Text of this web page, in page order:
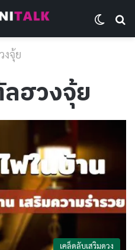
งจุ้ย
ฮวงจุ้ย
เคล็ดลับเสริมดวง